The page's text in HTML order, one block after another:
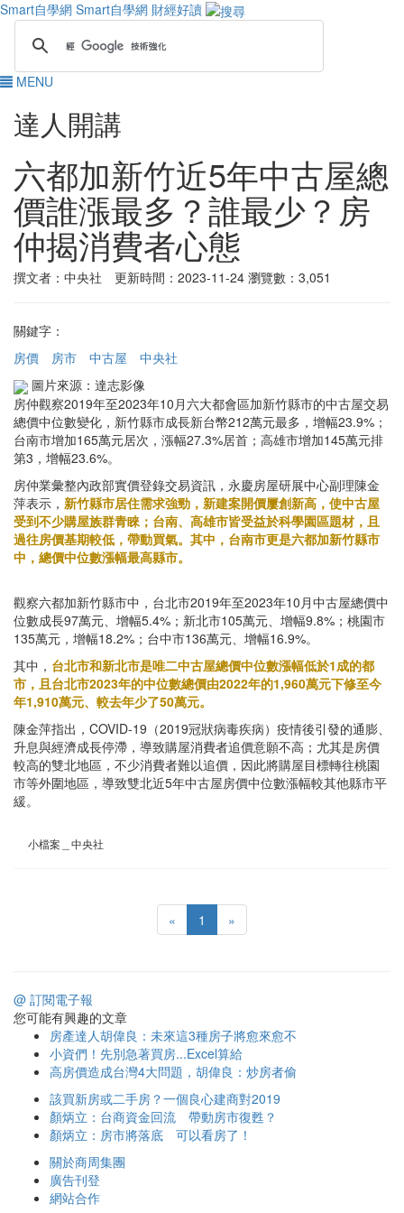
Smart自學網 Smart自學網 財經好讀
MENU
達人開講
六都加新竹近5年中古屋總
價誰漲最多？誰最少？房
仲揭消費者心態
撰文者：中央社 更新時間：2023-11-24 瀏覽數：3,051
關鍵字：
房價
房市 中古屋
中央社
圖片來源：達志影像
房仲觀察2019年至2023年10月六大都會區加新竹縣市的中古屋交易
總價中位數變化，新竹縣市成長新台幣212萬元最多，增幅23.9%；
台南市增加165萬元居次，漲幅27.3%居首；高雄市增加145萬元排
第3，增幅23.6%。
房仲業彙整內政部實價登錄交易資訊，永慶房屋研展中心副理陳金
萍表示， 新竹縣市居住需求強勁，新建案開價屢創新高，使中古屋
受到不少購屋族群青睞；台南、高雄市皆受益於科學園區題材，且
過往房價基期較低，帶動買氣。其中，台南市更是六都加新竹縣市
中，總價中位數漲幅最高縣市。
觀察六都加新竹縣市中，台北市2019年至2023年10月中古屋總價中
位數成長97萬元、增幅5.4%；新北市105萬元、增幅9.8%；桃園市
135萬元，增幅18.2%；台中市136萬元、增幅16.9%。
其中， 台北市和新北市是唯二中古屋總價中位數漲幅低於1成的都
市，且台北市2023年的中位數總價由2022年的1,960萬元下修至今
年1,910萬元、較去年少了50萬元。
陳金萍指出，COVID-19（2019冠狀病毒疾病）疫情後引發的通膨、
升息與經濟成長停滯，導致購屋消費者追價意願不高；尤其是房價
較高的雙北地區，不少消費者難以追價，因此將購屋目標轉往桃園
市等外圍地區，導致雙北近5年中古屋房價中位數漲幅較其他縣市平
緩。
小檔案＿中央社
« 1 »
@ 訂閱電子報
您可能有興趣的文章
房產達人胡偉良：未來這3種房子將愈來愈不
小資們！先別急著買房...Excel算給
高房價造成台灣4大問題，胡偉良：炒房者偷
該買新房或二手房？一個良心建商對2019
顏炳立：台商資金回流 帶動房市復甦？
顏炳立：房市將落底 可以看房了！
關於商周集團
廣告刊登
網站合作